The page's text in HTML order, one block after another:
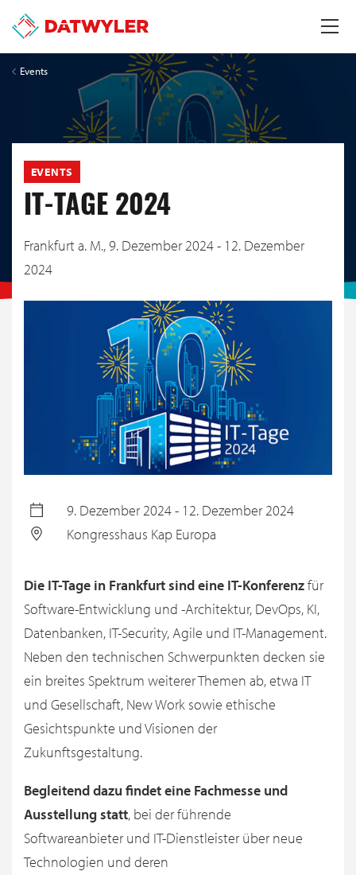
Events
EVENTS
IT-TAGE 2024
Frankfurt a. M.,9. Dezember 2024 - 12. Dezember
2024
9. Dezember 2024 - 12. Dezember 2024
Kongresshaus Kap Europa
Die IT-Tage in Frankfurt sind eine IT-Konferenzfür
Software-Entwicklung und -Architektur, DevOps, KI,
Datenbanken, IT-Security, Agile und IT-Management.
Neben den technischen Schwerpunkten decken sie
ein breites Spektrum weiterer Themen ab, etwa IT
und Gesellschaft, New Work sowie ethische
Gesichtspunkte und Visionen der
Zukunftsgestaltung.
Begleitend dazu findet eine Fachmesse und
Ausstellung statt, bei der führende
Softwareanbieter und IT-Dienstleister über neue
Technologien und deren